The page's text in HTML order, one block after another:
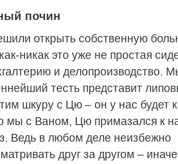
почин
открыть собственную
никак это уже не простая
и делопроизводство.
тесть представит
шкуру с Цю – он у нас будет
мы с Ваном, Цю примазался к
Ведь в любом деле неизбежно
друг за другом – иначе